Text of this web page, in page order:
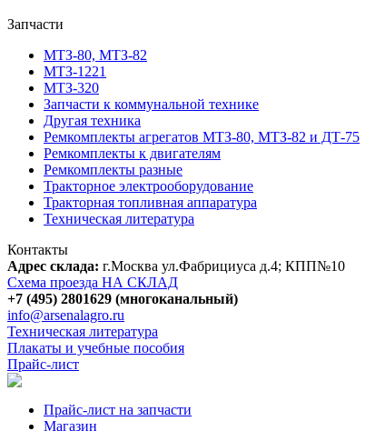
Запчасти
МТЗ-80, МТЗ-82
МТЗ-1221
МТЗ-320
Запчасти к коммунальной технике
Другая техника
Ремкомплекты агрегатов МТЗ-80, МТЗ-82 и ДТ-75
Ремкомплекты к двигателям
Ремкомплекты разные
Тракторное электрооборудование
Тракторная топливная аппаратура
Техническая литература
Контакты
Адрес склада: г.Москва ул.Фабрициуса д.4; КПП№10
Схема проезда НА СКЛАД
+7 (495) 2801629 (многоканальный)
info@arsenalagro.ru
Техническая литература
Плакаты и учебные пособия
Прайс-лист
Прайс-лист на запчасти
Магазин